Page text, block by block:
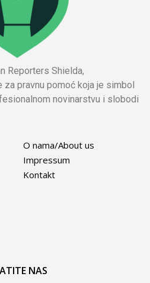
Reporters Shielda,
za pravnu pomoć koja je simbol
novinarstvu i slobodi
O nama/About us
Impressum
Kontakt
NAS